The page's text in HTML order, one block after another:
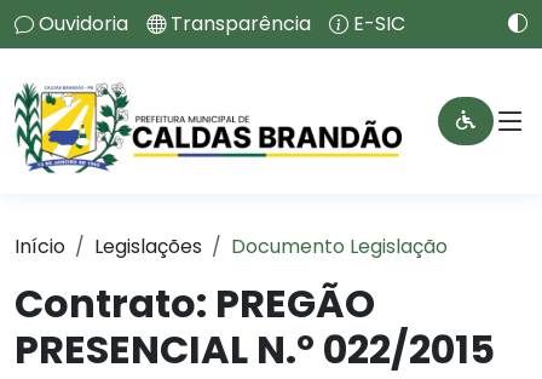
Ouvidoria Transparência E-SIC
Início Legislações Documento Legislação
Contrato: PREGÃO
PRESENCIAL N.º 022/2015